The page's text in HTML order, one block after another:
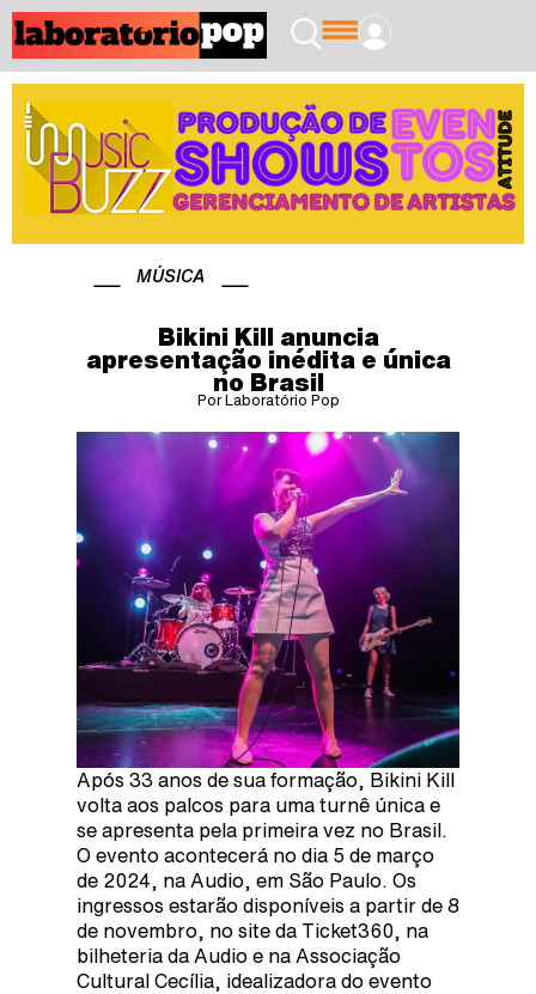
MÚSICA
Bikini Kill anuncia
apresentação inédita e única
no Brasil
Por Laboratório Pop
Após 33 anos de sua formação, Bikini Kill
volta aos palcos para uma turnê única e
se apresenta pela primeira vez no Brasil.
O evento acontecerá no dia 5 de março
de 2024, na Audio, em São Paulo. Os
ingressos estarão disponíveis a partir de 8
de novembro, no site da Ticket360, na
bilheteria da Audio e na Associação
Cultural Cecília, idealizadora do evento